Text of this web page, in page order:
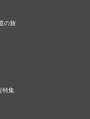
の旅
特集